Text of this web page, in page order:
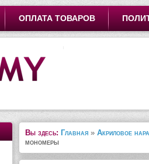
ОПЛАТА ТОВАРОВ
Вы здесь: Главная » Акриловое
мономеры